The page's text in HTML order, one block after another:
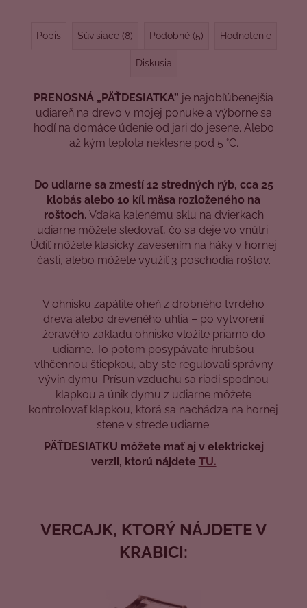
Popis Súvisiace (8) Podobné (5) Hodnotenie
Diskusia
PRENOSNÁ „PÄŤDESIATKA” je najobľúbenejšia
udiareň na drevo v mojej ponuke a výborne sa
hodí na domáce údenie od jari do jesene. Alebo
až kým teplota neklesne pod 5 °C.
Do udiarne sa zmestí 12 stredných rýb, cca 25
klobás alebo 10 kíl mäsa rozloženého na
roštoch. Vďaka kalenému sklu na dvierkach
udiarne môžete sledovať, čo sa deje vo vnútri.
Údiť môžete klasicky zavesením na háky v hornej
časti, alebo môžete využiť 3 poschodia roštov.
V ohnisku zapálite oheň z drobného tvrdého
dreva alebo dreveného uhlia – po vytvorení
žeravého základu ohnisko vložíte priamo do
udiarne. To potom posypávate hrubšou
vlhčennou štiepkou, aby ste regulovali správny
vývin dymu. Prísun vzduchu sa riadi spodnou
klapkou a únik dymu z udiarne môžete
kontrolovať klapkou, ktorá sa nachádza na hornej
stene v strede udiarne.
PÄŤDESIATKU môžete mať aj v elektrickej
verzii, ktorú nájdete TU.
VERCAJK, KTORÝ NÁJDETE V
KRABICI: